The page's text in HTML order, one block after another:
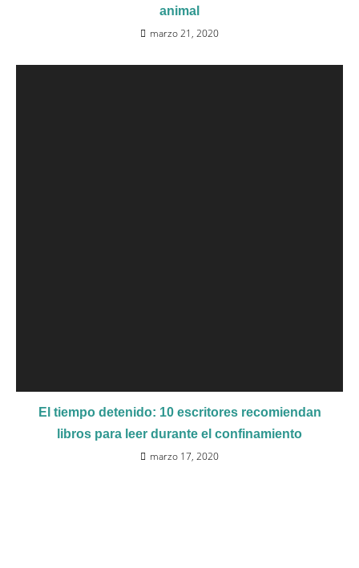
animal
marzo 21, 2020
El tiempo detenido: 10 escritores recomiendan
libros para leer durante el confinamiento
marzo 17, 2020